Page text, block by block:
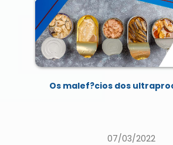
Os malef?cios dos
07/03/2022